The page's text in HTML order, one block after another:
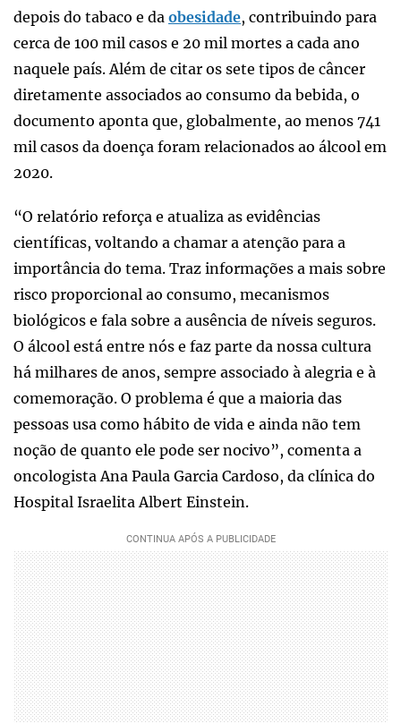
depois do tabaco e da obesidade, contribuindo para
cerca de 100 mil casos e 20 mil mortes a cada ano
naquele país. Além de citar os sete tipos de câncer
diretamente associados ao consumo da bebida, o
documento aponta que, globalmente, ao menos 741
mil casos da doença foram relacionados ao álcool em
2020.
“O relatório reforça e atualiza as evidências
científicas, voltando a chamar a atenção para a
importância do tema. Traz informações a mais sobre
risco proporcional ao consumo, mecanismos
biológicos e fala sobre a ausência de níveis seguros.
O álcool está entre nós e faz parte da nossa cultura
há milhares de anos, sempre associado à alegria e à
comemoração. O problema é que a maioria das
pessoas usa como hábito de vida e ainda não tem
noção de quanto ele pode ser nocivo”, comenta a
oncologista Ana Paula Garcia Cardoso, da clínica do
Hospital Israelita Albert Einstein.